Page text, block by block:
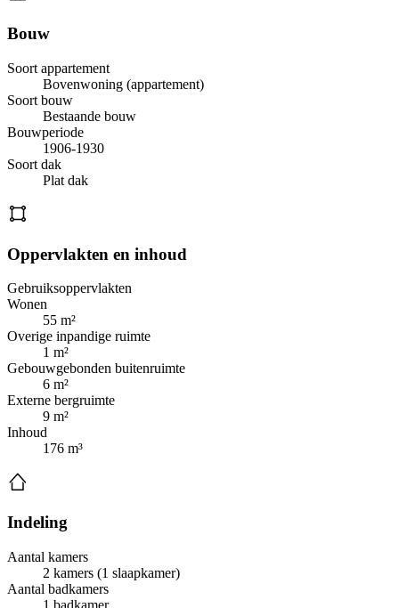
Bouw
Soort appartement
Bovenwoning (appartement)
Soort bouw
Bestaande bouw
Bouwperiode
1906-1930
Soort dak
Plat dak
Oppervlakten en inhoud
Gebruiksoppervlakten
Wonen
55 m²
Overige inpandige ruimte
1 m²
Gebouwgebonden buitenruimte
6 m²
Externe bergruimte
9 m²
Inhoud
176 m³
Indeling
Aantal kamers
2 kamers (1 slaapkamer)
Aantal badkamers
1 badkamer